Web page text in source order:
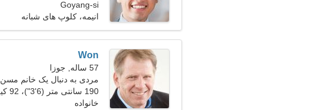
Goyang-si
انیمه، کلوپ های شبانه
Won
57 ساله, جوزا
مردی به دنبال یک خانم مسن 48-55
190 سانتی متر (6'3")، 92 کیلوگرم (202 پوند)
خانواده